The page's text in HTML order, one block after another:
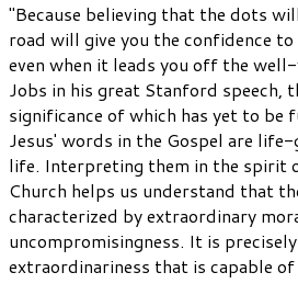
"Because believing that the dots
road will give you the confidence
even when it leads you off the
Jobs in his great Stanford speech,
significance of which has yet to be
Jesus' words in the Gospel are
life. Interpreting them in the spirit
Church helps us understand that
characterized by extraordinary
uncompromisingness. It is
extraordinariness that is capable